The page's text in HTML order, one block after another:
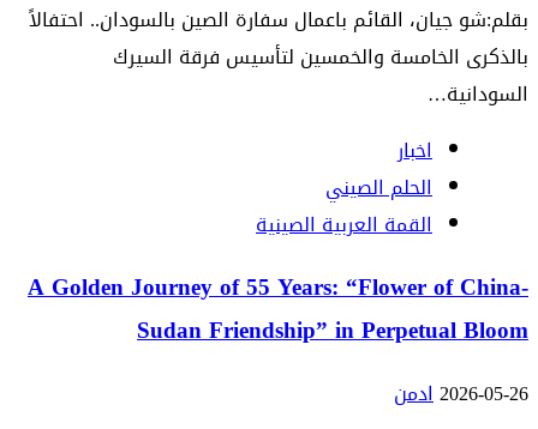
بقلم:شو جيان، القائم باعمال سفارة الصين بالسودان.. احتفالاً
بالذكرى الخامسة والخمسين لتأسيس فرقة السيرك
السودانية…
اخبار
الحلم الصيني
القمة العربية الصينية
A Golden Journey of 55 Years: “Flower of China-
Sudan Friendship” in Perpetual Bloom
2026-05-26ادمن